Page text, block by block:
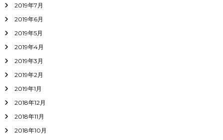
2019年7月
2019年6月
2019年5月
2019年4月
2019年3月
2019年2月
2019年1月
2018年12月
2018年11月
2018年10月